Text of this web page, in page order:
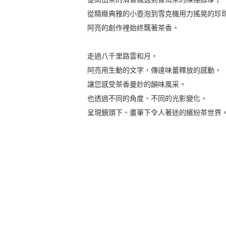
從精緻典雅的小壺泡到雪克機用力搖晃的
阿亮的創作裡始終飄著茶香。
走過八千里路雲和月，
阿亮用生動的文字，傳達味蕾釋放的感動，
讓您感受茶香曼妙的韻味風采。
也透過不同的角度、不同的光影變化，
呈現鏡頭下、畫筆下令人著迷的繽紛茶世界。